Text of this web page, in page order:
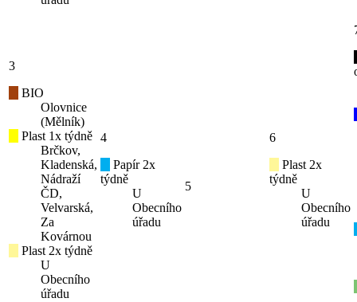
3
BIO
Olovnice
(Mělník)
Plast 1x týdně
Brčkov,
Kladenská,
Nádraží
ČD,
Velvarská,
Za
Kovárnou
Plast 2x týdně
U
Obecního
úřadu
4
Papír 2x
týdně
U
Obecního
úřadu
5
6
Plast 2x
týdně
U
Obecního
úřadu